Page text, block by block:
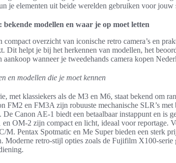
je elementen uit beide werelden gebruiken voor jouw
bekende modellen en waar je op moet letten
compact overzicht van iconische retro camera’s en
Dit helpt je bij het herkennen van modellen, het
aankoop wanneer je tweedehands camera kopen
en modellen die je moet kennen
met klassiekers als de M3 en M6, staat bekend om
FM2 en FM3A zijn robuuste mechanische SLR’s
De Canon AE-1 biedt een betaalbaar instappunt en is
OM-2 zijn compact en licht, ideaal voor reportage.
M. Pentax Spotmatic en Me Super bieden een sterk
Moderne retro-stijl opties zoals de Fujifilm X100-